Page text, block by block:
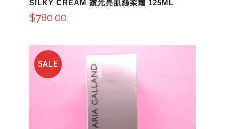
SILKY CREAM 鑽光亮肌絲柔霜 125ML
$780.00
SALE